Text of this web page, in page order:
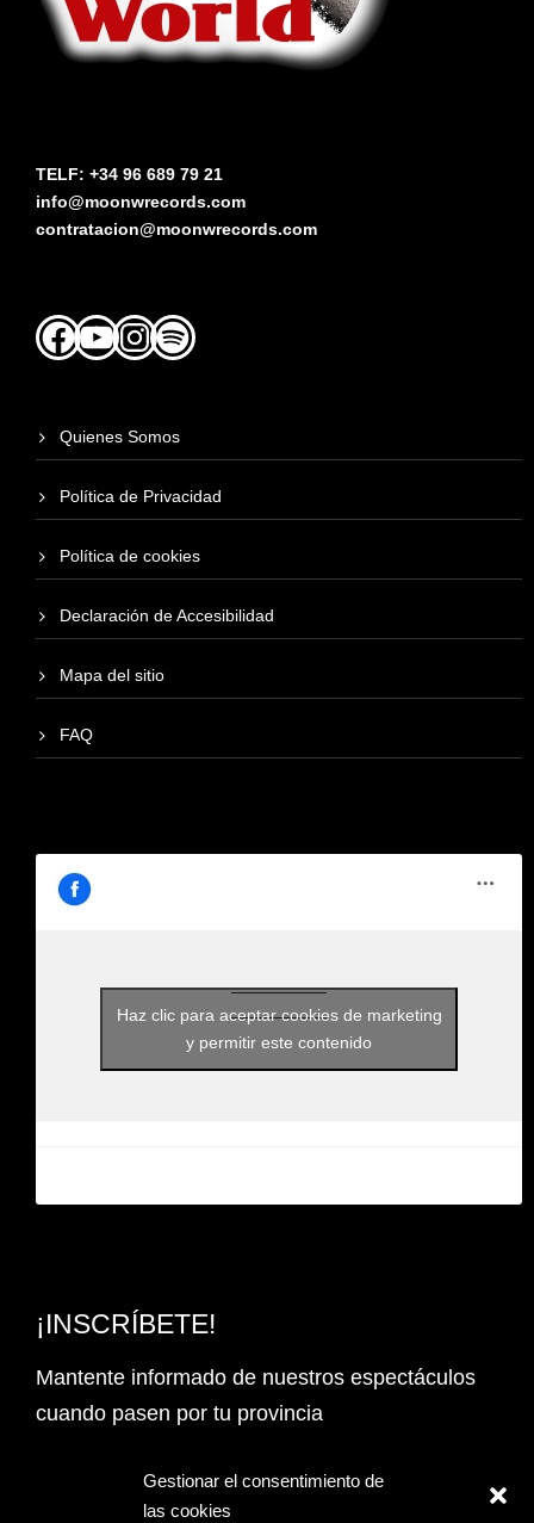
Gestionar el consentimiento de
las cookies
TELF: +34 96 689 79 21
info@moonwrecords.com
contratacion@moonwrecords.com
Facebook
YouTubeInstagram
Spotify
Quienes Somos
Política de Privacidad
Política de cookies
Declaración de Accesibilidad
Mapa del sitio
FAQ
Haz clic para aceptar cookies de marketing
y permitir este contenido
¡INSCRÍBETE!
Mantente informado de nuestros espectáculos
cuando pasen por tu provincia
Email Address*